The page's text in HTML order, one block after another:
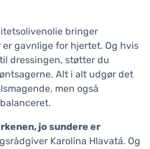
bringer
gavnlige for hjertet. Og hvis
dressingen, støtter du
Alt i alt udgør det
men også
jo sundere er
Karolína Hlavatá. Og